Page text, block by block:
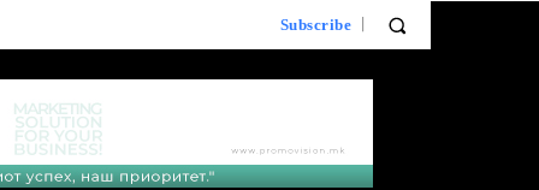
Subscribe